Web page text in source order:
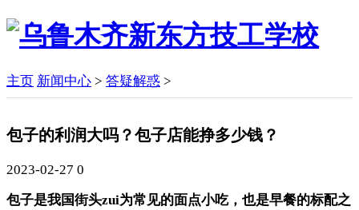
主页 新闻中心 > 答疑解惑 >
包子的利润大吗？包子店能挣多少钱？
2023-02-27 0
包子是我国街头zui为常见的面点小吃，也是早餐的标配之